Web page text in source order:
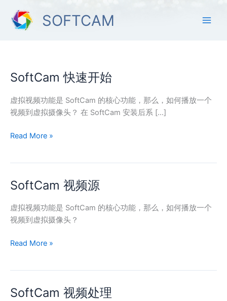
SOFTCAM
SoftCam 快速开始
虚拟视频功能是 SoftCam 的核心功能，那么，如何播放一个
视频到虚拟摄像头？ 在 SoftCam 安装后系 […]
SoftCam
速
开
Read More »
SoftCam 视频源
虚拟视频功能是 SoftCam 的核心功能，那么，如何播放一个
视频到虚拟摄像头？
SoftCam
频
源
Read More »
SoftCam 视频处理
SoftCam